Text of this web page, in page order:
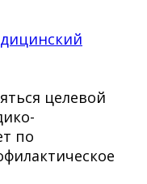
целевой
по